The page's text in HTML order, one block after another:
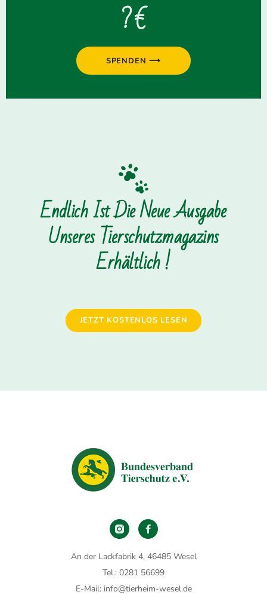
? €
SPENDEN ⟶
Endlich Ist Die Neue Ausgabe
Unseres Tierschutzmagazins
Erhältlich !
JETZT KOSTENLOS LESEN
An der Lackfabrik 4, 46485 Wesel
Tel.: 0281 56699
E-Mail: info@tierheim-wesel.de